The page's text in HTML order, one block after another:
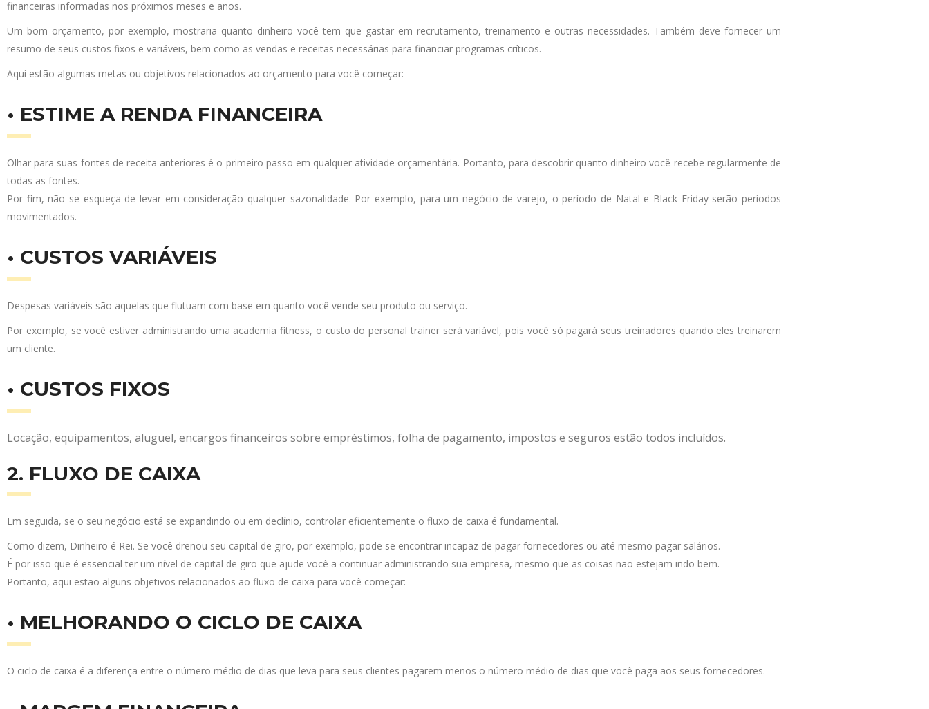
financeiras informadas nos próximos meses e anos.
Um bom orçamento, por exemplo, mostraria quanto dinheiro você tem que gastar em recrutamento, treinamento e outras necessidades. Também deve fornecer um
resumo de seus custos fixos e variáveis, bem como as vendas e receitas necessárias para financiar programas críticos.
Aqui estão algumas metas ou objetivos relacionados ao orçamento para você começar:
• ESTIME A RENDA FINANCEIRA
Olhar para suas fontes de receita anteriores é o primeiro passo em qualquer atividade orçamentária. Portanto, para descobrir quanto dinheiro você recebe regularmente de
todas as fontes.
Por fim, não se esqueça de levar em consideração qualquer sazonalidade. Por exemplo, para um negócio de varejo, o período de Natal e Black Friday serão períodos
movimentados.
• CUSTOS VARIÁVEIS
Despesas variáveis são aquelas que flutuam com base em quanto você vende seu produto ou serviço.
Por exemplo, se você estiver administrando uma academia fitness, o custo do personal trainer será variável, pois você só pagará seus treinadores quando eles treinarem
um cliente.
• CUSTOS FIXOS
Locação, equipamentos, aluguel, encargos financeiros sobre empréstimos, folha de pagamento, impostos e seguros estão todos incluídos.
2. FLUXO DE CAIXA
Em seguida, se o seu negócio está se expandindo ou em declínio, controlar eficientemente o fluxo de caixa é fundamental.
Como dizem, Dinheiro é Rei. Se você drenou seu capital de giro, por exemplo, pode se encontrar incapaz de pagar fornecedores ou até mesmo pagar salários.
É por isso que é essencial ter um nível de capital de giro que ajude você a continuar administrando sua empresa, mesmo que as coisas não estejam indo bem.
Portanto, aqui estão alguns objetivos relacionados ao fluxo de caixa para você começar:
• MELHORANDO O CICLO DE CAIXA
O ciclo de caixa é a diferença entre o número médio de dias que leva para seus clientes pagarem menos o número médio de dias que você paga aos seus fornecedores.